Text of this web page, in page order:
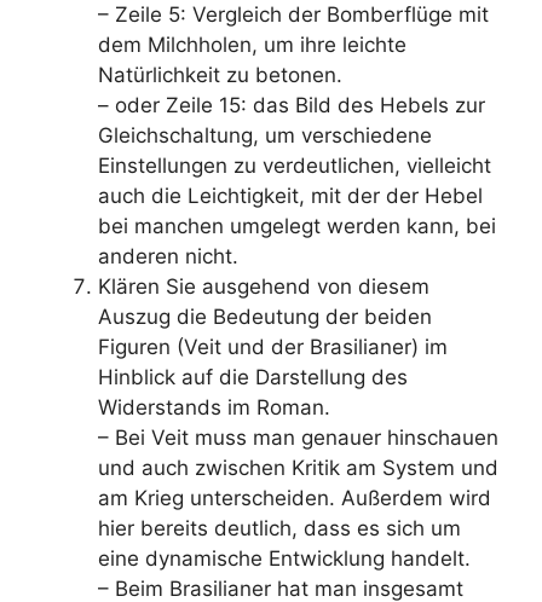
– Zeile 5: Vergleich der Bomberflüge mit
dem Milchholen, um ihre leichte
Natürlichkeit zu betonen.
– oder Zeile 15: das Bild des Hebels zur
Gleichschaltung, um verschiedene
Einstellungen zu verdeutlichen, vielleicht
auch die Leichtigkeit, mit der der Hebel
bei manchen umgelegt werden kann, bei
anderen nicht.
Klären Sie ausgehend von diesem
Auszug die Bedeutung der beiden
Figuren (Veit und der Brasilianer) im
Hinblick auf die Darstellung des
Widerstands im Roman.
– Bei Veit muss man genauer hinschauen
und auch zwischen Kritik am System und
am Krieg unterscheiden. Außerdem wird
hier bereits deutlich, dass es sich um
eine dynamische Entwicklung handelt.
– Beim Brasilianer hat man insgesamt